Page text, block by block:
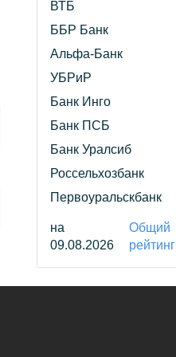
ВТБ
ББР Банк
Альфа-Банк
УБРиР
Банк Инго
Банк ПСБ
Банк Уралсиб
Россельхозбанк
Первоуральскбанк
на
09.08.2026
Общий
рейтинг